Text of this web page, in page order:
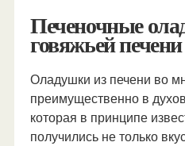
Печеночные
говяжьей
Оладушки из печени во
преимущественно в
которая в принципе
получились не только